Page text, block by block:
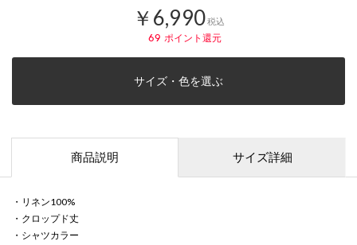
￥6,990税込
69 ポイント還元
サイズ・色を選ぶ
商品説明 サイズ詳細
・リネン100%
・クロップド丈
・シャツカラー